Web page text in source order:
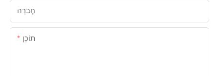
חֶברָה
תוֹכֶן